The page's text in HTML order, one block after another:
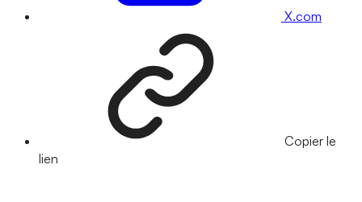
X.com
Copier le
lien